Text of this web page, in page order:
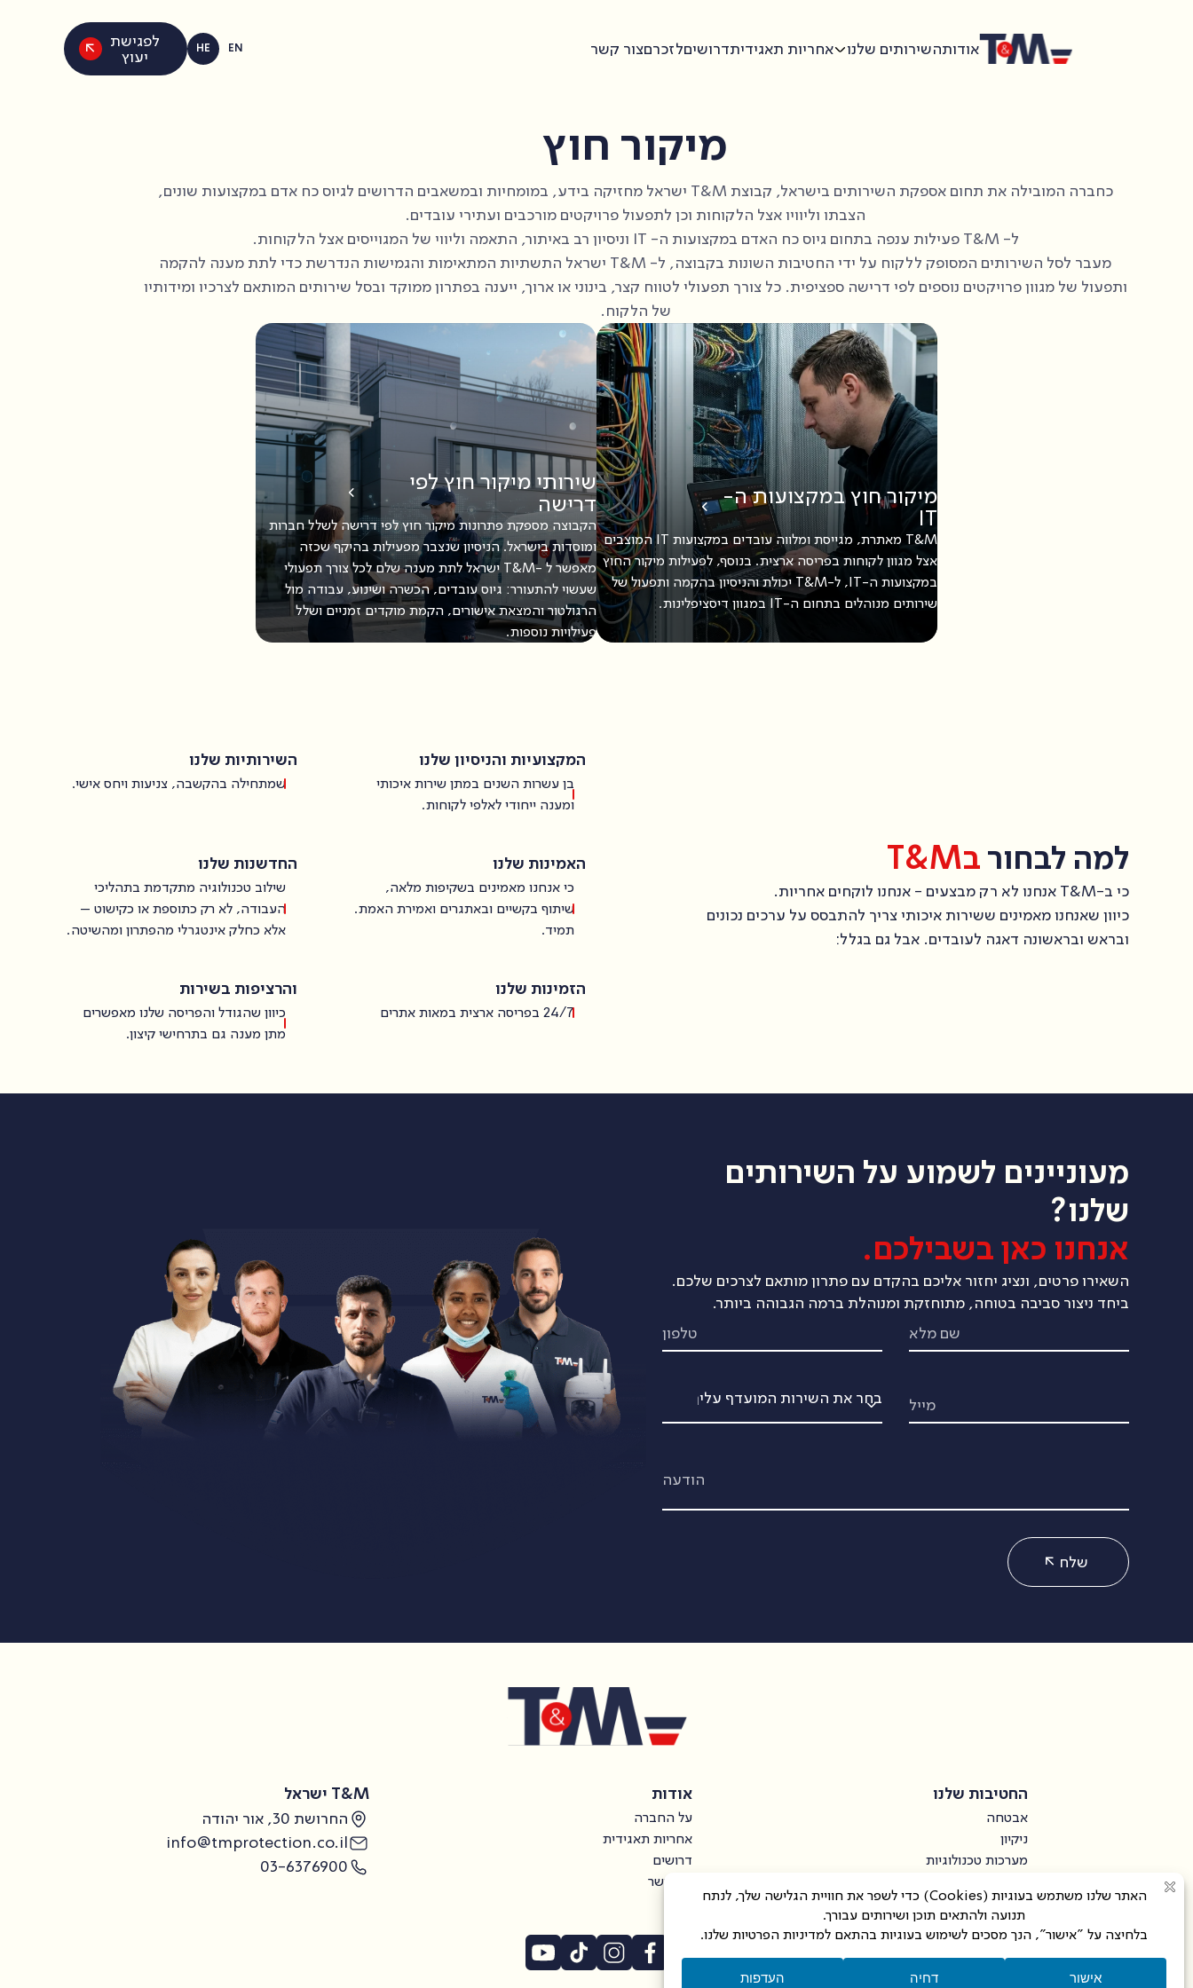
אודותהשירותים שלנו אחריות תאגידיתדרושיםלזכרםצור קשר EN
HE לפגישת
יעוץ
מיקור חוץ
כחברה המובילה את תחום אספקת השירותים בישראל, קבוצת T&M ישראל מחזיקה בידע, במומחיות ובמשאבים הדרושים לגיוס כח אדם במקצועות שונים,
הצבתו וליוויו אצל הלקוחות וכן לתפעול פרויקטים מורכבים ועתירי עובדים.
ל- T&M פעילות ענפה בתחום גיוס כח האדם במקצועות ה- IT וניסיון רב באיתור, התאמה וליווי של המגוייסים אצל הלקוחות.
מעבר לסל השירותים המסופק ללקוח על ידי החטיבות השונות בקבוצה, ל- T&M ישראל התשתיות המתאימות והגמישות הנדרשת כדי לתת מענה להקמה
ותפעול של מגוון פרויקטים נוספים לפי דרישה ספציפית. כל צורך תפעולי לטווח קצר, בינוני או ארוך, ייענה בפתרון ממוקד ובסל שירותים המותאם לצרכיו ומידותיו
של הלקוח.
מיקור חוץ במקצועות ה-
IT
T&M מאתרת, מגייסת ומלווה עובדים במקצועות IT המוצבים
אצל מגוון לקוחות בפריסה ארצית. בנוסף, לפעילות מיקור החוץ
במקצועות ה-IT, ל-T&M יכולת והניסיון בהקמה ותפעול של
שירותים מנוהלים בתחום ה-IT במגוון דיסציפלינות.
שירותי מיקור חוץ לפי
דרישה
הקבוצה מספקת פתרונות מיקור חוץ לפי דרישה לשלל חברות
ומוסדות בישראל. הניסיון שנצבר מפעילות בהיקף שכזה
מאפשר ל -T&M ישראל לתת מענה שלם לכל צורך תפעולי
שעשוי להתעורר: גיוס עובדים, הכשרה ושינוע, עבודה מול
הרגולטור והמצאת אישורים, הקמת מוקדים זמניים ושלל
פעילויות נוספות.
למה לבחור בT&M
כי ב-T&M אנחנו לא רק מבצעים - אנחנו לוקחים אחריות.
כיוון שאנחנו מאמינים ששירות איכותי צריך להתבסס על ערכים נכונים
ובראש ובראשונה דאגה לעובדים. אבל גם בגלל:
המקצועיות והניסיון שלנו
בן עשרות השנים במתן שירות איכותי
ומענה ייחודי לאלפי לקוחות.
השירותיות שלנו
שמתחילה בהקשבה, צניעות ויחס אישי.
האמינות שלנו
כי אנחנו מאמינים בשקיפות מלאה,
שיתוף בקשיים ובאתגרים ואמירת האמת.
תמיד.
החדשנות שלנו
שילוב טכנולוגיה מתקדמת בתהליכי
העבודה, לא רק כתוספת או כקישוט –
אלא כחלק אינטגרלי מהפתרון ומהשיטה.
הזמינות שלנו
24/7 בפריסה ארצית במאות אתרים
והרציפות בשירות
כיוון שהגודל והפריסה שלנו מאפשרים
מתן מענה גם בתרחישי קיצון.
מעוניינים לשמוע על השירותים
שלנו?
אנחנו כאן בשבילכם.
השאירו פרטים, ונציג יחזור אליכם בהקדם עם פתרון מותאם לצרכים שלכם.
ביחד ניצור סביבה בטוחה, מתוחזקת ומנוהלת ברמה הגבוהה ביותר.
שם מלא
טלפון
מייל
הודעה
שלח
החטיבות שלנו
אבטחה
ניקיון
מערכות טכנולוגיות
ניהול מבנים
מיקור חוץ
אודות
על החברה
אחריות תאגידית
דרושים
צור קשר
T&M ישראל
החרושת 30, אור יהודה
info@tmprotection.co.il
03-6376900